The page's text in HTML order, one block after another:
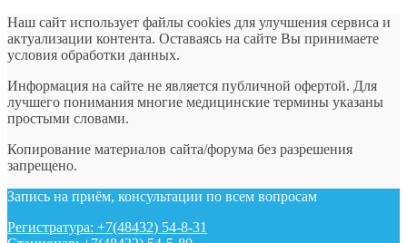
Наш сайт использует файлы cookies для улучшения сервиса и
актуализации контента. Оставаясь на сайте Вы принимаете
условия обработки данных.
Информация на сайте не является публичной офертой. Для
лучшего понимания многие медицинские термины указаны
простыми словами.
Копирование материалов сайта/форума без разрешения
запрещено.
Запись на приём, консультации по всем вопросам
Регистратура: +7(48432) 54-8-31